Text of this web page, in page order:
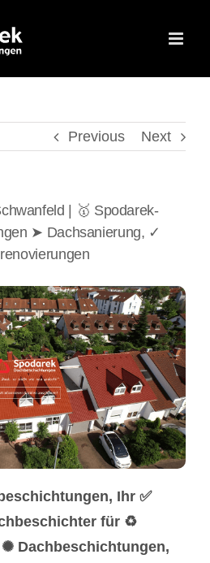
Previous Next
| 🥇 Spodarek-
➤ Dachsanierung, ✓
Ihr ✅
für ♻
Dachbeschichtungen,